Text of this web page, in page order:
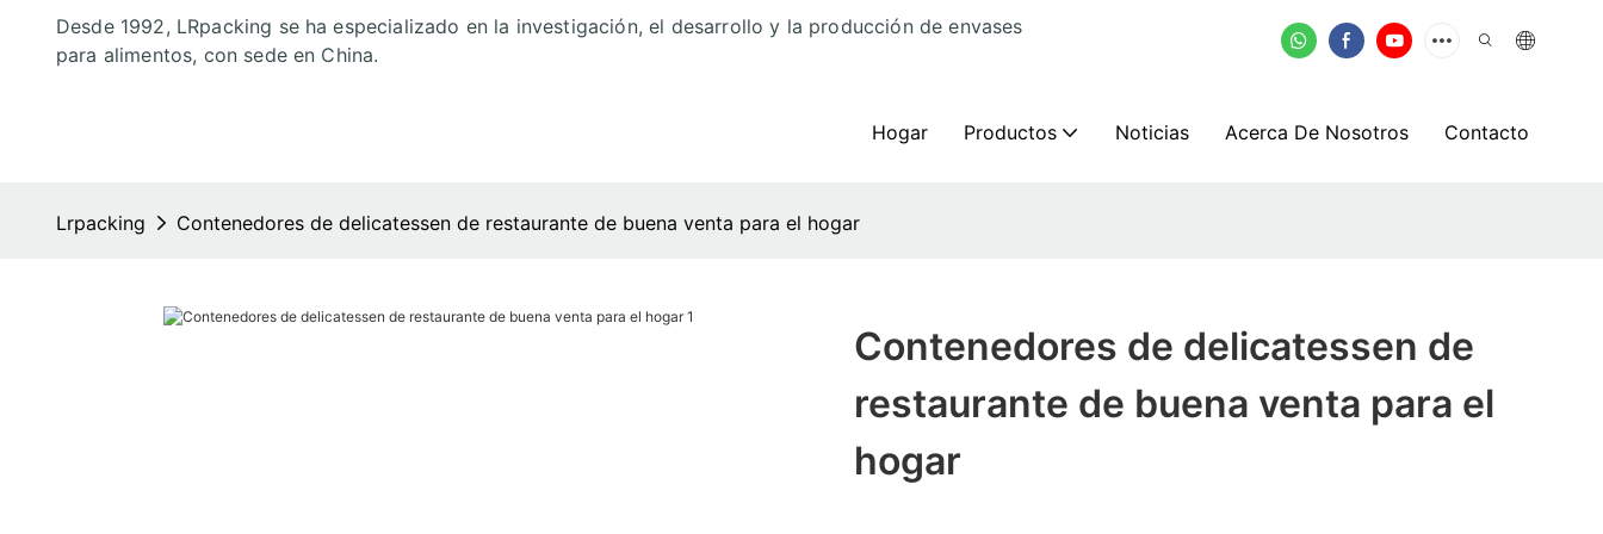
Desde 1992, LRpacking se ha especializado en la investigación, el desarrollo y la producción de envases
para alimentos, con sede en China.
Hogar Productos Noticias Acerca De Nosotros Contacto
Lrpacking Contenedores de delicatessen de restaurante de buena venta para el hogar
Contenedores de delicatessen de
restaurante de buena venta para el
hogar